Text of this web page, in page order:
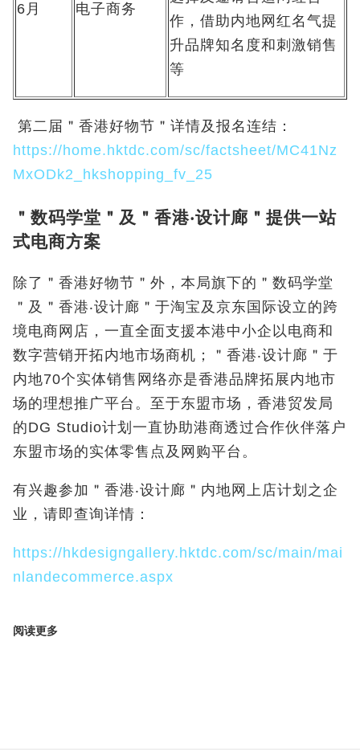
6月
电子商务
作，借助内地网红名气提
升品牌知名度和刺激销售
等
第二届＂香港好物节＂详情及报名连结：
https://home.hktdc.com/sc/factsheet/MC41Nz
MxODk2_hkshopping_fv_25
＂数码学堂＂及＂香港‧设计廊＂提供一站
式电商方案
除了＂香港好物节＂外，本局旗下的＂数码学堂
＂及＂香港‧设计廊＂于淘宝及京东国际设立的跨
境电商网店，一直全面支援本港中小企以电商和
数字营销开拓内地市场商机；＂香港‧设计廊＂于
内地70个实体销售网络亦是香港品牌拓展内地市
场的理想推广平台。至于东盟市场，香港贸发局
的DG Studio计划一直协助港商透过合作伙伴落户
东盟市场的实体零售点及网购平台。
有兴趣参加＂香港‧设计廊＂内地网上店计划之企
业，请即查询详情：
https://hkdesigngallery.hktdc.com/sc/main/mai
nlandecommerce.aspx
阅读更多